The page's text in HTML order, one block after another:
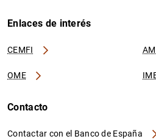
Enlaces de interés
CEMFI
OME
Contacto
Contactar con el Banco de España